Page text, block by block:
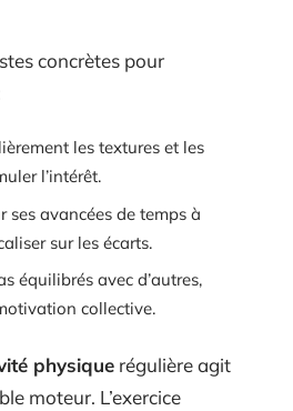
concrètes pour
les textures et les
l’intérêt.
ses avancées de temps à
sur les écarts.
équilibrés avec d’autres,
collective.
physique régulière agit
moteur. L’exercice